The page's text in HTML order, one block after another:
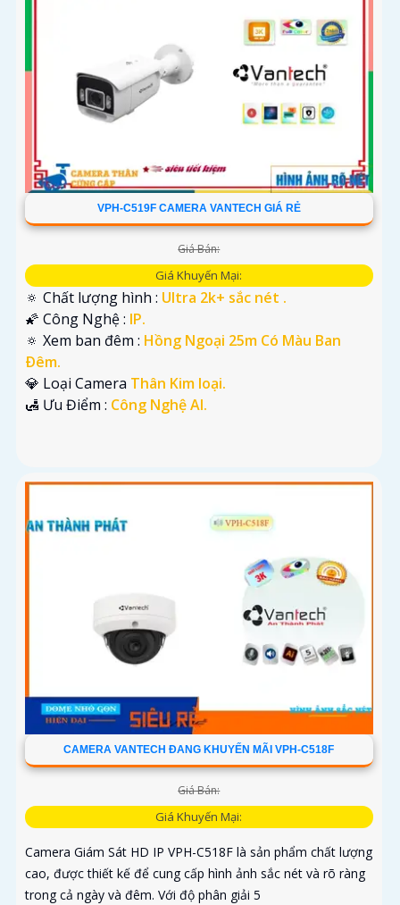
VPH-C519F CAMERA VANTECH GIÁ RẺ
Giá Bán:
Giá Khuyến Mại:
🔅 Chất lượng hình : Ultra 2k+ sắc nét .
🌠 Công Nghệ : IP.
🔅 Xem ban đêm : Hồng Ngoại 25m Có Màu Ban
Ðêm.
💎 Loại Camera Thân Kim loại.
️🛃 Ưu Điểm : Công Nghệ AI.
CAMERA VANTECH ĐANG KHUYẾN MÃI VPH-C518F
Giá Bán:
Giá Khuyến Mại:
Camera Giám Sát HD IP VPH-C518F là sản phẩm chất lượng
cao, được thiết kế để cung cấp hình ảnh sắc nét và rõ ràng
trong cả ngày và đêm. Với độ phân giải 5